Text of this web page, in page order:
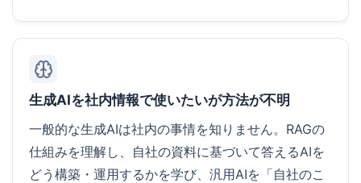
生成AIを社内情報で使いたいが方法が不明
一般的な生成AIは社内の事情を知りません。RAGの
仕組みを理解し、自社の資料に基づいて答えるAIを
どう構築・運用するかを学び、汎用AIを「自社のこ